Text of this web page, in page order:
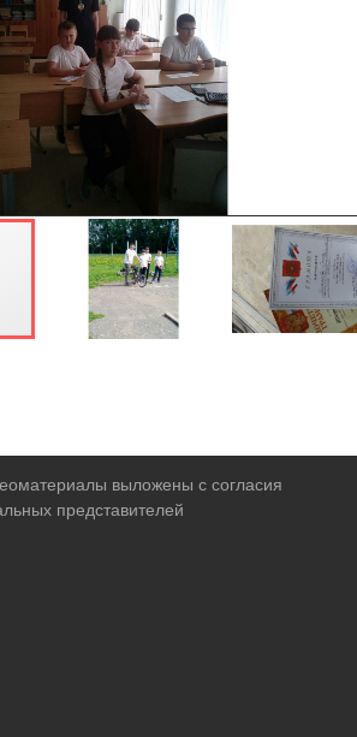
выложены с согласия
представителей